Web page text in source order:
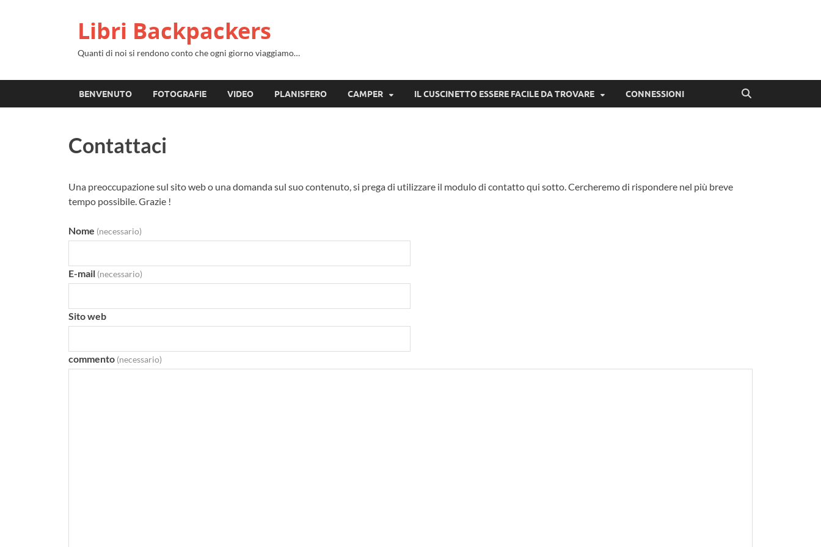
Libri Backpackers
Quanti di noi si rendono conto che ogni giorno viaggiamo…
BENVENUTO FOTOGRAFIE VIDEO PLANISFERO CAMPER IL CUSCINETTO ESSERE FACILE DA TROVARE CONNESSIONI
Contattaci
Una preoccupazione sul sito web o una domanda sul suo contenuto, si prega di utilizzare il modulo di contatto qui sotto. Cercheremo di rispondere nel più breve
tempo possibile. Grazie !
Nome (necessario)
E-mail (necessario)
Sito web
commento (necessario)